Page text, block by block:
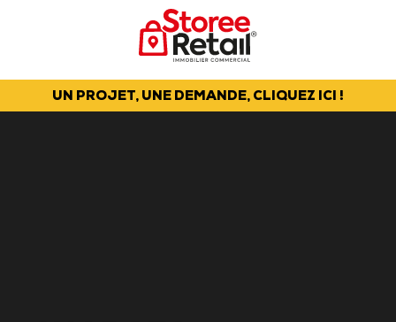
UN PROJET, UNE DEMANDE, CLIQUEZ ICI !